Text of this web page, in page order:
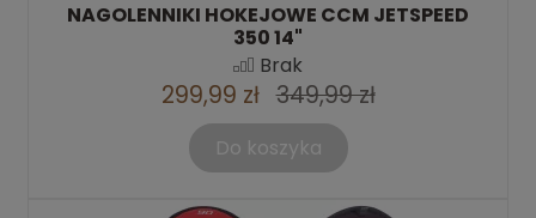
NAGOLENNIKI HOKEJOWE CCM JETSPEED
350 14"
Brak
299,99 zł 349,99 zł
Do koszyka